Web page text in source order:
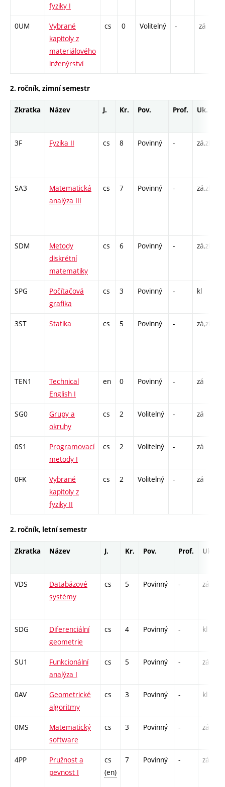
fyziky I
0UM
Vybrané
kapitoly z
materiálového
inženýrství
cs 0 Volitelný - zá
2. ročník, zimní semestr
Zkratka Název J. Kr. Pov. Prof. Uk.
3F Fyzika II cs 8 Povinný - zá,zk
SA3
Matematická
analýza III
cs 7 Povinný - zá,zk
SDM
Metody
diskrétní
matematiky
cs 6 Povinný - zá,zk
SPG
Počítačová
grafika
cs 3 Povinný - kl
3ST Statika cs 5 Povinný - zá,zk
TEN1
Technical
English I
en 0 Povinný - zá
SG0
Grupy a
okruhy
cs 2 Volitelný - zá
0S1
Programovací
metody I
cs 2 Volitelný - zá
0FK
Vybrané
kapitoly z
fyziky II
cs 2 Volitelný - zá
2. ročník, letní semestr
Zkratka Název J. Kr. Pov. Prof. Uk.
VDS
Databázové
systémy
cs 5 Povinný - zá,zk
SDG
Diferenciální
geometrie
cs 4 Povinný - kl
SU1
Funkcionální
analýza I
cs 5 Povinný - zá,zk
0AV
Geometrické
algoritmy
cs 3 Povinný - kl
0MS
Matematický
software
cs 3 Povinný - zá
4PP
Pružnost a
pevnost I
cs
(en)
7 Povinný - zá,zk